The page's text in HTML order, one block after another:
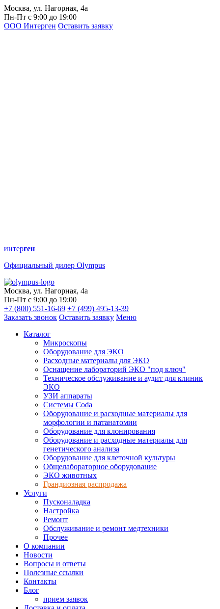
Москва, ул. Нагорная, 4а
Пн-Пт с 9:00 до 19:00
ООО Интерген Оставить заявку
интерген
Официальный дилер Olympus
Москва, ул. Нагорная, 4а
Пн-Пт с 9:00 до 19:00
+7 (800) 551-16-69 +7 (499) 495-13-39
Заказать звонок Оставить заявку Меню
Каталог
Микроскопы
Оборудование для ЭКО
Расходные материалы для ЭКО
Оснащение лабораторий ЭКО "под ключ"
Техническое обслуживание и аудит для клиник
ЭКО
УЗИ аппараты
Системы Coda
Оборудование и расходные материалы для
морфологии и патанатомии
Оборудование для клонирования
Оборудование и расходные материалы для
генетического анализа
Оборудование для клеточной культуры
Общелабораторное оборудование
ЭКО животных
Грандиозная распродажа
Услуги
Пусконаладка
Настройка
Ремонт
Обслуживание и ремонт медтехники
Прочее
О компании
Новости
Вопросы и ответы
Полезные ссылки
Контакты
Блог
прием заявок